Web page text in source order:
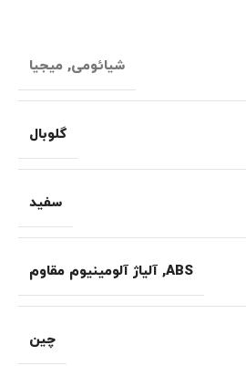
شیائومی, میجیا
گلوبال
سفید
ABS
, آلیاژ آلومینیوم مقاوم
چین